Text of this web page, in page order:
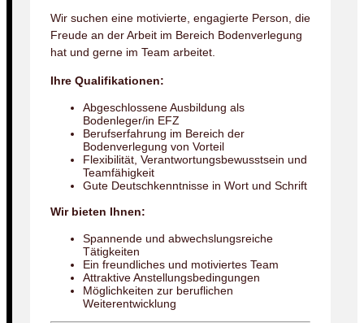
Wir suchen eine motivierte, engagierte Person, die
Freude an der Arbeit im Bereich Bodenverlegung
hat und gerne im Team arbeitet.
Ihre Qualifikationen:
Abgeschlossene Ausbildung als
Bodenleger/in EFZ
Berufserfahrung im Bereich der
Bodenverlegung von Vorteil
Flexibilität, Verantwortungsbewusstsein und
Teamfähigkeit
Gute Deutschkenntnisse in Wort und Schrift
Wir bieten Ihnen:
Spannende und abwechslungsreiche
Tätigkeiten
Ein freundliches und motiviertes Team
Attraktive Anstellungsbedingungen
Möglichkeiten zur beruflichen
Weiterentwicklung